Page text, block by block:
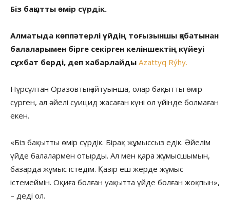
Біз бақытты өмір сүрдік.
Алматыда көппәтерлі үйдің тоғызыншы қабатынан
балаларымен бірге секірген келіншектің күйеуі
сұхбат берді, деп хабарлайды Azattyq Rýhy.
Нұрсұлтан Оразовтың айтуынша, олар бақытты өмір
сүрген, ал әйелі суицид жасаған күні ол үйінде болмаған
екен.
«Біз бақытты өмір сүрдік. Бірақ жұмыссыз едік. Әйелім
үйде балалармен отырды. Ал мен қара жұмысшымын,
базарда жұмыс істедім. Қазір еш жерде жұмыс
істемеймін. Оқиға болған уақытта үйде болған жоқпын»,
– деді ол.